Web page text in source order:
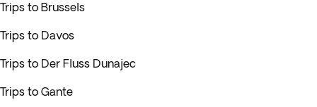
Trips to Brussels
Trips to Davos
Trips to Der Fluss Dunajec
Trips to Gante